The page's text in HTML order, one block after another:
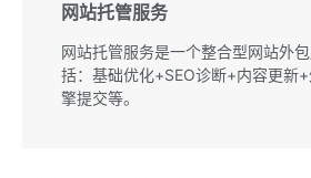
网站托管服务​
网站托管服务是一个整合型网站外
括：基础优化+SEO诊断+内容更新
擎提交等。